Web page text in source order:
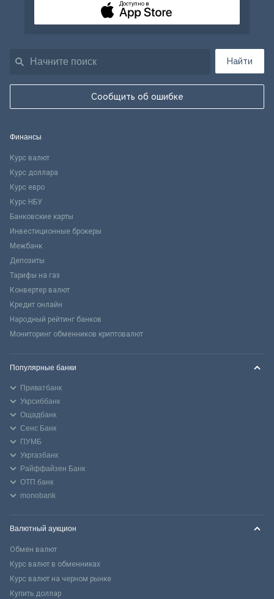
Найти
Сообщить об ошибке
Доступно в
Финансы
Курс валют
Курс доллара
Курс евро
Курс НБУ
Банковские карты
Инвестиционные брокеры
Межбанк
Депозиты
Тарифы на газ
Конвертер валют
Кредит онлайн
Народный рейтинг банков
Мониторинг обменников криптовалют
Популярные банки
Приватбанк
Укрсиббанк
Ощадбанк
Сенс Банк
ПУМБ
Укргазбанк
Райффайзен Банк
ОТП банк
monobank
Валютный аукцион
Обмен валют
Курс валют в обменниках
Курс валют на черном рынке
Купить доллар